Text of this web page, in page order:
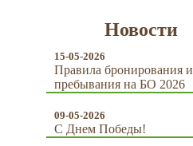
Новости
15-05-2026
Правила бронирования и
пребывания на БО 2026
09-05-2026
С Днем Победы!